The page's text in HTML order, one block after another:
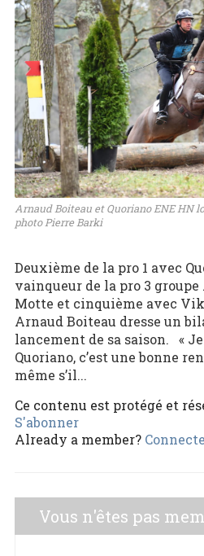
Arnaud Boiteau et Quoriano ENE HN
photo Pierre Barki
Deuxième de la pro 1 avec
vainqueur de la pro 3
Motte et cinquième avec
Arnaud Boiteau dresse un
lancement de sa saison. «
Quoriano, c’est une bonne
même s’il...
Ce contenu est protégé et
S'abonner
Already a member?
Vous n'êtes pas